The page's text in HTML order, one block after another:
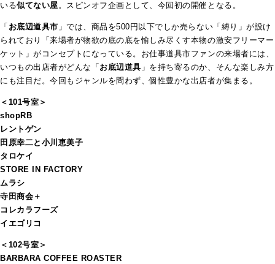
いる似てない屋。スピンオフ企画として、今回初の開催となる。
「 お底辺道具市 」では、商品を500円以下でしか売らない「縛り」が設け
られており「来場者が物欲の底の底を愉しみ尽くす本物の激安フリーマー
ケット」がコンセプトになっている。お仕事道具市ファンの来場者には、
いつもの出店者がどんな「 お底辺道具 」を持ち寄るのか、そんな楽しみ方
にも注目だ。今回もジャンルを問わず、個性豊かな出店者が集まる。
＜101号室＞
shopRB
レントゲン
田原幸二と小川恵美子
タロケイ
STORE IN FACTORY
ムラシ
寺田商会＋
コレカラフーズ
イエゴリコ
＜102号室＞
BARBARA COFFEE ROASTER